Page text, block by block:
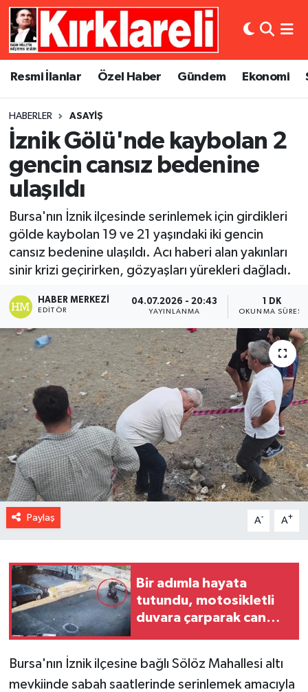
Resmi İlanlar Özel Haber Gündem Ekonomi
HABERLER ASAYIŞ
İznik Gölü'nde kaybolan 2
gencin cansız bedenine
ulaşıldı
Bursa'nın İznik ilçesinde serinlemek için girdikleri
gölde kaybolan 19 ve 21 yaşındaki iki gencin
cansız bedenine ulaşıldı. Acı haberi alan yakınları
sinir krizi geçirirken, gözyaşları yürekleri dağladı.
HABER MERKEZI
EDITÖR
04.07.2026 - 20:43
YAYINLANMA
1 DK
OKUNMA SÜRESI
Paylaş A- A+
Bir adımla hayata
tutundu, motosikletli
duvara çarparak can
Bursa'nın İznik ilçesine bağlı Sölöz Mahallesi altı
mevkiinde sabah saatlerinde serinlemek amacıyla
Resmi İlanlar
Gündem
Ekonomi
Siyaset
Spor
Asayiş
Dünya
Eğitim
Kültür Sanat
Magazin
Medya
Sağlık
Künye
Gizlilik Sözleşmesi
Merkez Nöbetçi Eczaneler
Merkez Trafik Yoğunluk Haritası
Süper Lig Puan Durumu ve Fikstür
Tüm Manşetler
Son Dakika Haberleri
Haber Arşivi